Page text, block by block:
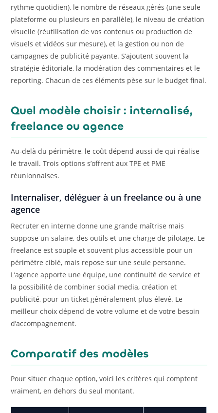
rythme quotidien), le nombre de réseaux gérés (une seule
plateforme ou plusieurs en parallèle), le niveau de création
visuelle (réutilisation de vos contenus ou production de
visuels et vidéos sur mesure), et la gestion ou non de
campagnes de publicité payante. S’ajoutent souvent la
stratégie éditoriale, la modération des commentaires et le
reporting. Chacun de ces éléments pèse sur le budget final.
Quel modèle choisir : internalisé,
freelance ou agence
Au-delà du périmètre, le coût dépend aussi de qui réalise
le travail. Trois options s’offrent aux TPE et PME
réunionnaises.
Internaliser, déléguer à un freelance ou à une
agence
Recruter en interne donne une grande maîtrise mais
suppose un salaire, des outils et une charge de pilotage. Le
freelance est souple et souvent plus accessible pour un
périmètre ciblé, mais repose sur une seule personne.
L’agence apporte une équipe, une continuité de service et
la possibilité de combiner social media, création et
publicité, pour un ticket généralement plus élevé. Le
meilleur choix dépend de votre volume et de votre besoin
d’accompagnement.
Comparatif des modèles
Pour situer chaque option, voici les critères qui comptent
vraiment, en dehors du seul montant.